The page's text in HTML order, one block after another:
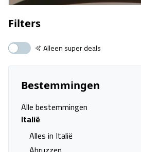
Filters
Alleen super deals
Bestemmingen
Alle bestemmingen
Italië
Alles in Italië